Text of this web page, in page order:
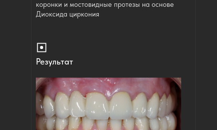
коронки и мостовидные протезы на основе
Диоксида циркония
Результат